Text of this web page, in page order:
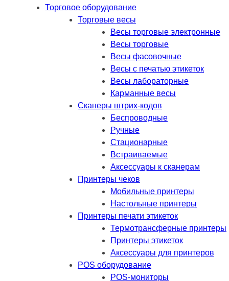
Торговое оборудование
Торговые весы
Весы торговые электронные
Весы торговые
Весы фасовочные
Весы с печатью этикеток
Весы лабораторные
Карманные весы
Сканеры штрих-кодов
Беспроводные
Ручные
Стационарные
Встраиваемые
Аксессуары к сканерам
Принтеры чеков
Мобильные принтеры
Настольные принтеры
Принтеры печати этикеток
Термотрансферные принтеры
Принтеры этикеток
Аксессуары для принтеров
POS оборудование
POS-мониторы